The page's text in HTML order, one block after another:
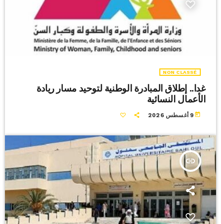
NON CLASSÉ
غدا.. إطلاق المبادرة الوطنية لتوحيد مسار ريادة
الأعمال النسائية
today 9 أغسطس 2026
insert_link